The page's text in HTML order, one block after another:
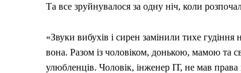
Та все зруйнувалося за одну ніч, коли
«Звуки вибухів і сирен замінили тихе
вона. Разом із чоловіком, донькою, мамою та
улюбленців. Чоловік, інженер ІТ, не мав